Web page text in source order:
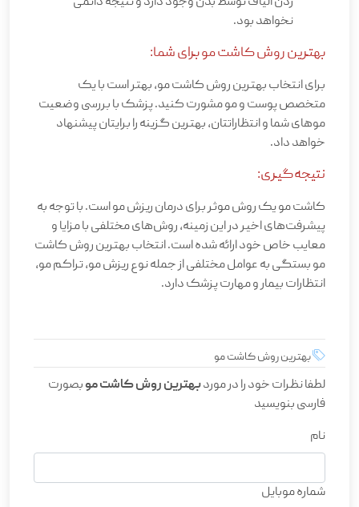
نخواهد بود.
بهترین روش کاشت مو برای شما:
برای انتخاب بهترین روش کاشت مو، بهتر است با یک
متخصص پوست و مو مشورت کنید. پزشک با بررسی وضعیت
موهای شما و انتظاراتتان، بهترین گزینه را برایتان پیشنهاد
خواهد داد.
نتیجه‌گیری:
کاشت مو یک روش موثر برای درمان ریزش مو است. با توجه به
پیشرفت‌های اخیر در این زمینه، روش‌های مختلفی با مزایا و
معایب خاص خود ارائه شده است. انتخاب بهترین روش کاشت
مو بستگی به عوامل مختلفی از جمله نوع ریزش مو، تراکم مو،
انتظارات بیمار و مهارت پزشک دارد.
بهترین روش کاشت مو
لطفا نظرات خود را در موردبهترین روش کاشت موبصورت
فارسی بنویسید
نام
شماره موبایل